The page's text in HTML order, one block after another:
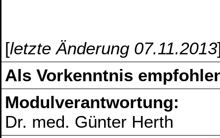
[letzte Änderung 07.11.2013
Als Vorkenntnis
Modulverantwortung:
Dr. med. Günter Herth